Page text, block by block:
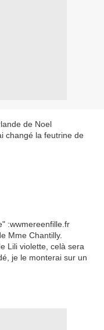
de Noel
changé la feutrine de
:wwmereenfille.fr
Mme Chantilly.
Lili violette, celà sera
je le monterai sur un